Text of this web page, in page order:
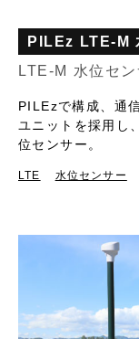
PILEz LTE-M
LTE-M 水位セン
PILEzで構成、通
ユニットを採用し
位センサー。
LTE 水位センサー